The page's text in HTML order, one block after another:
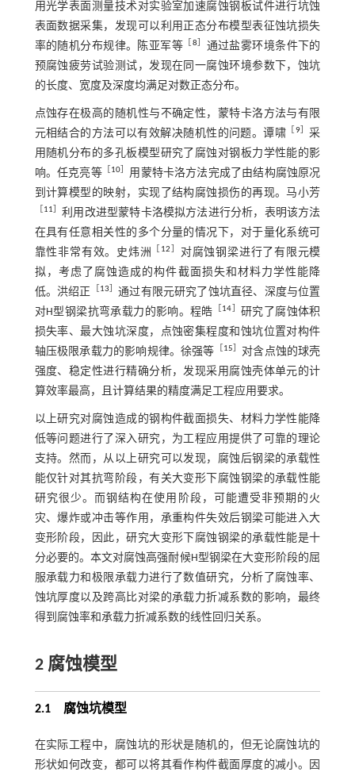
用光学表面测量技术对实验室加速腐蚀钢板试件进行坑蚀
表面数据采集，发现可以利用正态分布模型表征蚀坑损失
率的随机分布规律。陈亚军等
8
通过盐雾环境条件下的
预腐蚀疲劳试验测试，发现在同一腐蚀环境参数下，蚀坑
的长度、宽度及深度均满足对数正态分布。
点蚀存在极高的随机性与不确定性，蒙特卡洛方法与有限
元相结合的方法可以有效解决随机性的问题。谭啸
9］ 采
用随机分布的多孔板模型研究了腐蚀对钢板力学性能的影
响。任克亮等［ 10］ 用蒙特卡洛方法完成了由结构腐蚀原况
到计算模型的映射，实现了结构腐蚀损伤的再现。马小芳
11 ］利用改进型蒙特卡洛模拟方法进行分析，表明该方法
在具有任意相关性的多个分量的情况下，对于量化系统可
靠性非常有效。史炜洲
12
对腐蚀钢梁进行了有限元模
拟，考虑了腐蚀造成的构件截面损失和材料力学性能降
低。洪绍正
13 ］通过有限元研究了蚀坑直径、深度与位置
对H型钢梁抗弯承载力的影响。程皓
14 ］研究了腐蚀体积
损失率、最大蚀坑深度，点蚀密集程度和蚀坑位置对构件
轴压极限承载力的影响规律。徐强等
15
对含点蚀的球壳
强度、稳定性进行精确分析，发现采用腐蚀壳体单元的计
算效率最高，且计算结果的精度满足工程应用要求。
以上研究对腐蚀造成的钢构件截面损失、材料力学性能降
低等问题进行了深入研究，为工程应用提供了可靠的理论
支持。然而，从以上研究可以发现，腐蚀后钢梁的承载性
能仅针对其抗弯阶段，有关大变形下腐蚀钢梁的承载性能
研究很少。而钢结构在使用阶段，可能遭受非预期的火
灾、爆炸或冲击等作用，承重构件失效后钢梁可能进入大
变形阶段，因此，研究大变形下腐蚀钢梁的承载性能是十
分必要的。本文对腐蚀高强耐候H型钢梁在大变形阶段的屈
服承载力和极限承载力进行了数值研究，分析了腐蚀率、
蚀坑厚度以及跨高比对梁的承载力折减系数的影响，最终
得到腐蚀率和承载力折减系数的线性回归关系。
2 腐蚀模型
2.1腐蚀坑模型
在实际工程中，腐蚀坑的形状是随机的，但无论腐蚀坑的
形状如何改变，都可以将其看作构件截面厚度的减小。因